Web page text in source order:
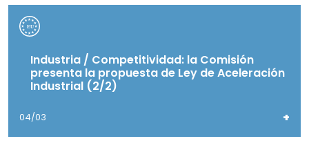
Industria / Competitividad: la Comisión
presenta la propuesta de Ley de Aceleración
Industrial (2/2)
04/03 +